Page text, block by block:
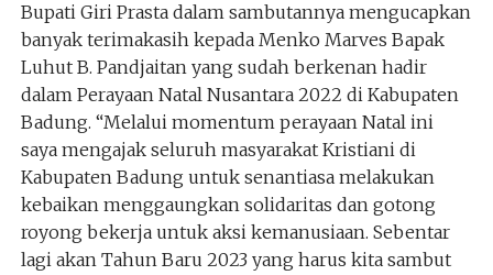
Bupati Giri Prasta dalam sambutannya mengucapkan
banyak terimakasih kepada Menko Marves Bapak
Luhut B. Pandjaitan yang sudah berkenan hadir
dalam Perayaan Natal Nusantara 2022 di Kabupaten
Badung. “Melalui momentum perayaan Natal ini
saya mengajak seluruh masyarakat Kristiani di
Kabupaten Badung untuk senantiasa melakukan
kebaikan menggaungkan solidaritas dan gotong
royong bekerja untuk aksi kemanusiaan. Sebentar
lagi akan Tahun Baru 2023 yang harus kita sambut